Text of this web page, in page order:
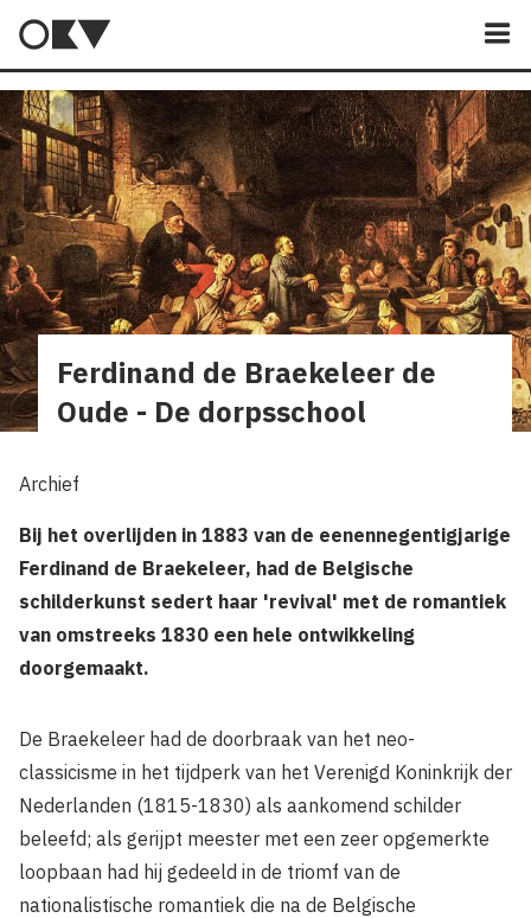
Ferdinand de Braekeleer de
Oude - De dorpsschool
Archief
Bij het overlijden in 1883 van de eenennegentigjarige
Ferdinand de Braekeleer, had de Belgische
schilderkunst sedert haar 'revival' met de romantiek
van omstreeks 1830 een hele ontwikkeling
doorgemaakt.
De Braekeleer had de doorbraak van het neo-
classicisme in het tijdperk van het Verenigd Koninkrijk der
Nederlanden (1815-1830) als aankomend schilder
beleefd; als gerijpt meester met een zeer opgemerkte
loopbaan had hij gedeeld in de triomf van de
nationalistische romantiek die na de Belgische